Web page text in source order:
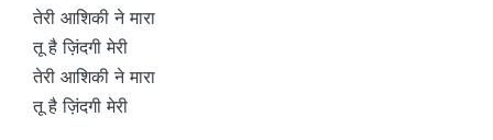
तेरी आशिकी ने मारा
तू है ज़िंदगी मेरी
तेरी आशिकी ने मारा
तू है ज़िंदगी मेरी